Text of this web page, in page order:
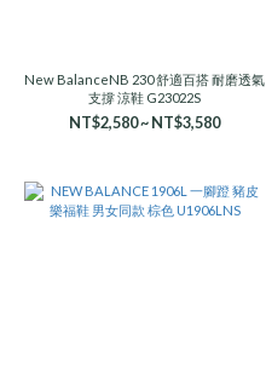
New BalanceNB 230 舒適百搭 耐磨透氣
支撐 涼鞋 G23022S
NT$2,580 ~ NT$3,580